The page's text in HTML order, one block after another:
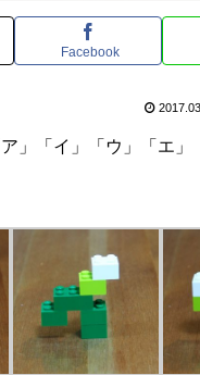
Facebook
」「イ」「ウ」「エ」